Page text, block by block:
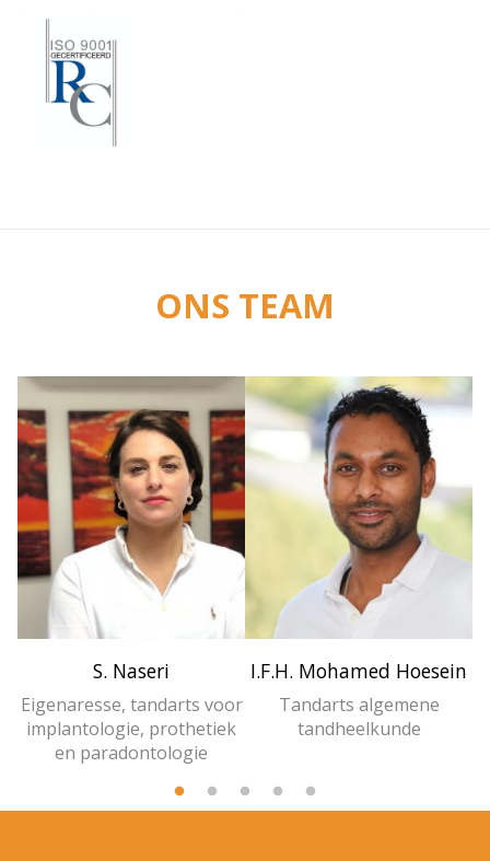
ONS TEAM
S. Naseri
Eigenaresse, tandarts voor
implantologie, prothetiek
en paradontologie
I.F.H. Mohamed Hoesein
Tandarts algemene
tandheelkunde